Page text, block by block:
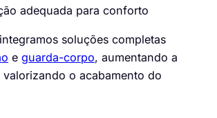
adequada para conforto
soluções completas
e guarda-corpo, aumentando a
valorizando o acabamento do